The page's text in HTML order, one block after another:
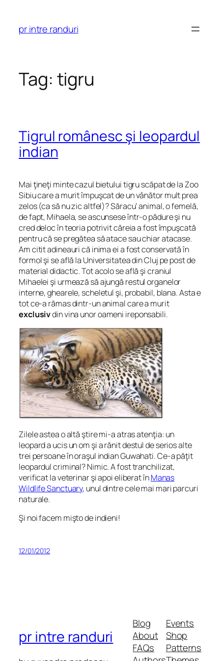
content
pr intre randuri
Tag: tigru
Tigrul românesc şi leopardul
indian
Mai ţineţi minte cazul bietului tigru scăpat de la Zoo
Sibiu care a murit împuşcat de un vânător mult prea
zelos (ca să nu zic altfel)? Săracu’ animal, o femelă,
de fapt, Mihaela, se ascunsese într-o pădure şi nu
cred deloc în teoria potrivit căreia a fost împuşcată
pentru că se pregătea să atace sau chiar atacase.
Am citit adineauri că inima ei a fost conservată în
formol şi se află la Universitatea din Cluj pe post de
material didactic. Tot acolo se află şi craniul
Mihaelei şi urmează să ajungă restul organelor
interne, ghearele, scheletul şi, probabil, blana. Asta e
tot ce-a rămas dintr-un animal care a murit
exclusivdin vina unor oameni ireponsabili.
Zilele astea o altă ştire mi-a atras atenţia: un
leopard a ucis un om şi a rănit destul de serios alte
trei persoane în oraşul indian Guwahati. Ce-a păţit
leopardul criminal? Nimic. A fost tranchilizat,
verificat la veterinar şi apoi eliberat înManas
Wildlife Sanctuary, unul dintre cele mai mari parcuri
naturale.
Şi noi facem mişto de indieni!
12/01/2012
pr intre randuri
Blog
About
FAQs
Events
Shop
Patterns